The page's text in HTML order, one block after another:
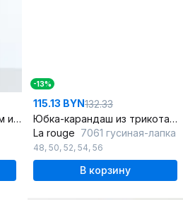
Юбка с фигурным вырезом из костюмно-плательной ткани
-13%
115.13 BYN132.33
Юбка-карандаш из трикотажа, высокая посадка, демисезон
La rouge 7061 гусиная-лапка
48, 50, 52, 54, 56
В корзину